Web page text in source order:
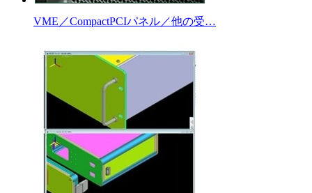
VME／CompactPCIパネル／他の受…